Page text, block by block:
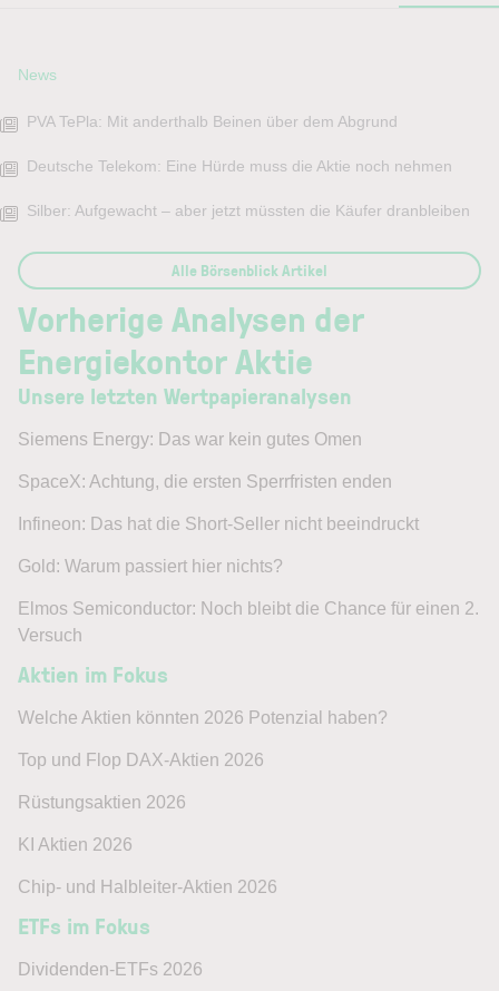
News
PVA TePla: Mit anderthalb Beinen über dem Abgrund
Deutsche Telekom: Eine Hürde muss die Aktie noch nehmen
Silber: Aufgewacht – aber jetzt müssten die Käufer dranbleiben
Alle Börsenblick Artikel
Vorherige Analysen der
Energiekontor Aktie
Unsere letzten Wertpapieranalysen
Siemens Energy: Das war kein gutes Omen
SpaceX: Achtung, die ersten Sperrfristen enden
Infineon: Das hat die Short-Seller nicht beeindruckt
Gold: Warum passiert hier nichts?
Elmos Semiconductor: Noch bleibt die Chance für einen 2.
Versuch
Aktien im Fokus
Welche Aktien könnten 2026 Potenzial haben?
Top und Flop DAX-Aktien 2026
Rüstungsaktien 2026
KI Aktien 2026
Chip- und Halbleiter-Aktien 2026
ETFs im Fokus
Dividenden-ETFs 2026